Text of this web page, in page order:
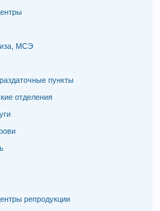
МСЭ
пункты
отделения
репродукции